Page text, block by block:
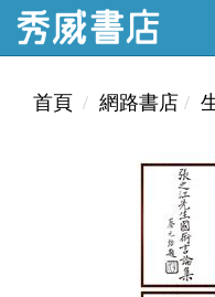
首頁 網路書店